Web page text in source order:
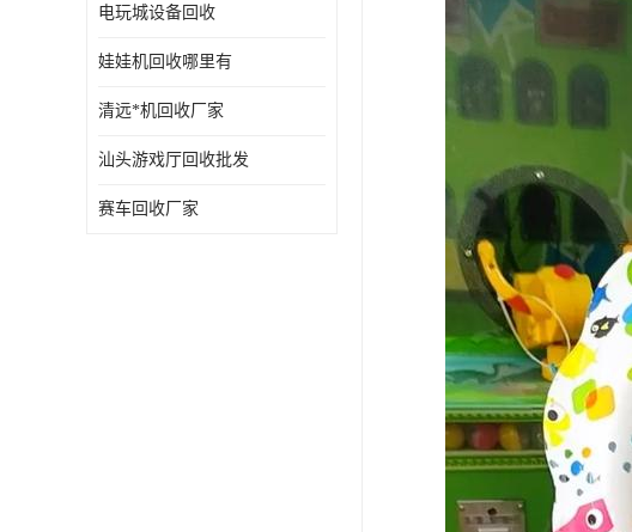
电玩城设备回收
娃娃机回收哪里有
清远*机回收厂家
汕头游戏厅回收批发
赛车回收厂家